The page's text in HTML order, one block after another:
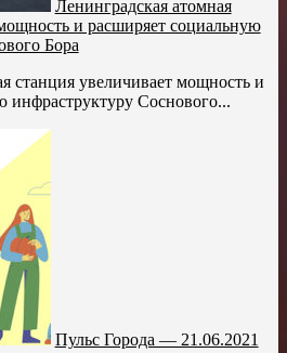
Ленинградская атомная
и расширяет социальную
Бора
станция увеличивает мощность и
инфраструктуру Соснового...
Пульс Города — 21.06.2021